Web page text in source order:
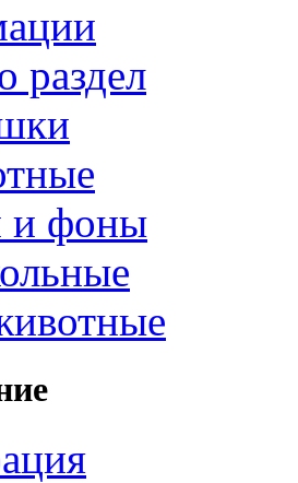
раздел
и фоны